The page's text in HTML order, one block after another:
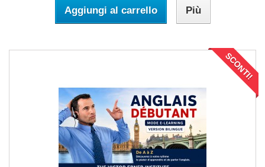
Aggiungi al carrello Più
SCONTI!